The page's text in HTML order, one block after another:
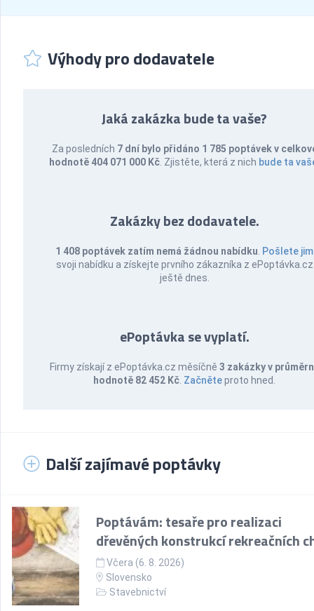
Výhody pro dodavatele
Jaká zakázka bude ta vaše?
Za posledních 7 dní bylo přidáno 1 785 poptávek v
hodnotě 404 071 000 Kč . Zjistěte, která z nich bude ta
Zakázky bez dodavatele.
1 408 poptávek zatím nemá žádnou nabídku Pošlete jim
svoji nabídku a získejte prvního zákazníka z ePoptávka.cz
ještě dnes.
ePoptávka se vyplatí.
Firmy získají z ePoptávka.cz měsíčně 3 zakázky v
hodnotě 82 452 Kč Začněteproto hned.
Další zajímavé poptávky
Poptávám: tesaře pro realizaci
dřevěných konstrukcí rekreačních
Včera (6. 8. 2026)
Slovensko
Stavebnictví